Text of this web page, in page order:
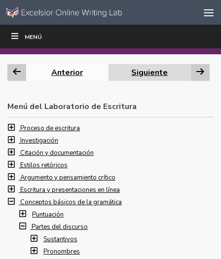
Ir al contenido
navegación
MENÚ
ESCRIBIR
Anterior Siguiente
Menú del Laboratorio de Escritura
Proceso de escritura
Investigación
Citación y documentación
Estilos retóricos
Argumento y pensamiento crítico
Escritura y presentaciones en línea
Conceptos básicos de la gramática
Puntuación
Partes del discurso
Sustantivos
Pronombres